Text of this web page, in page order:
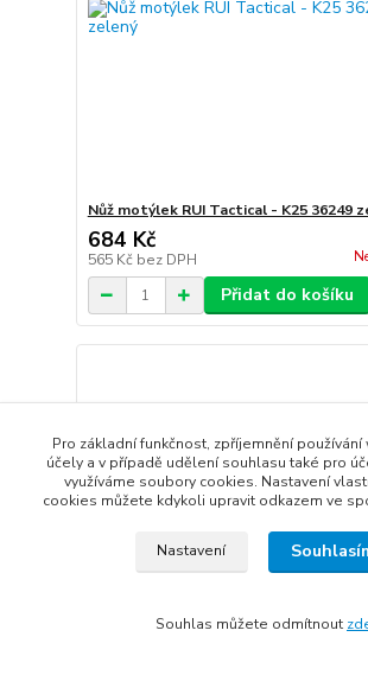
Nůž motýlek RUI Tactical - K25 36249
684 Kč
565 Kč bez DPH
Přidat do košíku
Pro základní funkčnost, zpříjemnění používání
účely a v případě udělení souhlasu také pro
využíváme soubory cookies. Nastavení
cookies můžete kdykoli upravit odkazem ve
Nastavení
Souhlas můžete odmítnout